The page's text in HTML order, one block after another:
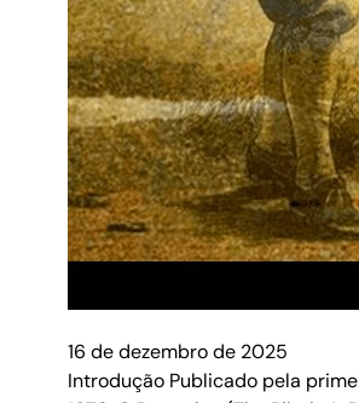
16 de dezembro de 2025
Introdução Publicado pela